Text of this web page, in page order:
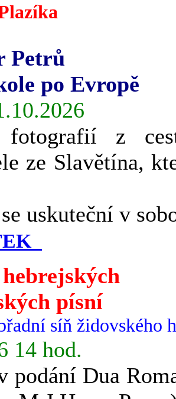
Petrů
po Evropě
fotografií z
ze Slavětína,
uskuteční v
písní
síň židovského
14 hod.
podání Dua